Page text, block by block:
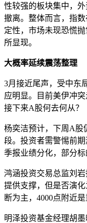
性较强的板块集中，
撤离。整体而言，指
定性，市场未现恐慌
所显现。
大概率延续震荡整理
3月接近尾声，受中东
应明显。目前美伊冲
接下来A股何去何从？
杨奕洁预计，下周A股
段。投资者需警惕前
季报业绩分化，部分标
鸿涵投资交易总监刘
提供支撑，但是否演
断为主，4000点附近是
明泽投资基金经理胡